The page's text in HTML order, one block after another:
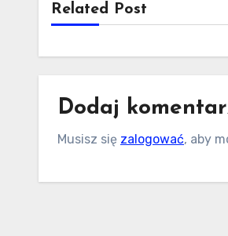
Related Post
Dodaj
Musisz się zalogować, aby